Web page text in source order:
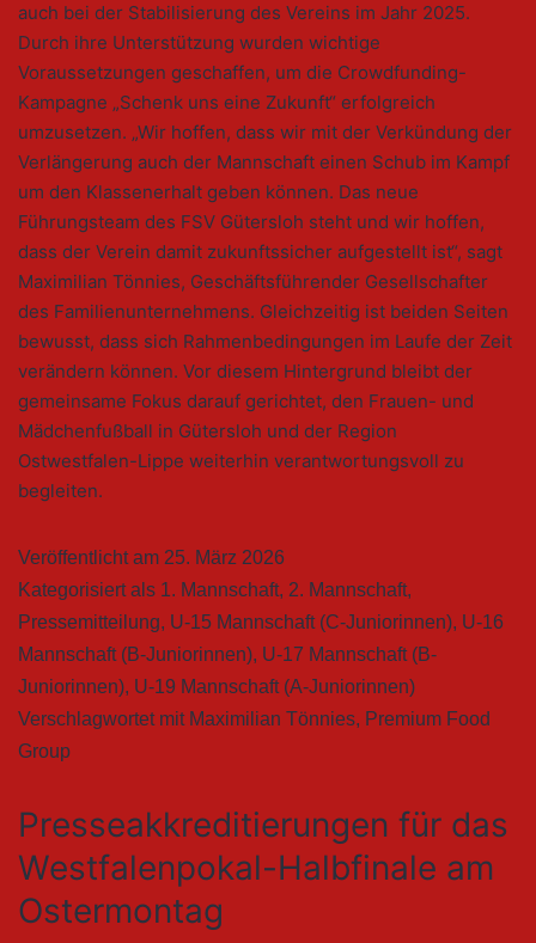
auch bei der Stabilisierung des Vereins im Jahr 2025.
Durch ihre Unterstützung wurden wichtige
Voraussetzungen geschaffen, um die Crowdfunding-
Kampagne „Schenk uns eine Zukunft“ erfolgreich
umzusetzen. „Wir hoffen, dass wir mit der Verkündung der
Verlängerung auch der Mannschaft einen Schub im Kampf
um den Klassenerhalt geben können. Das neue
Führungsteam des FSV Gütersloh steht und wir hoffen,
dass der Verein damit zukunftssicher aufgestellt ist“, sagt
Maximilian Tönnies, Geschäftsführender Gesellschafter
des Familienunternehmens. Gleichzeitig ist beiden Seiten
bewusst, dass sich Rahmenbedingungen im Laufe der Zeit
verändern können. Vor diesem Hintergrund bleibt der
gemeinsame Fokus darauf gerichtet, den Frauen- und
Mädchenfußball in Gütersloh und der Region
Ostwestfalen-Lippe weiterhin verantwortungsvoll zu
begleiten.
Veröffentlicht am 25. März 2026
Kategorisiert als 1. Mannschaft, 2. Mannschaft,
Pressemitteilung, U-15 Mannschaft (C-Juniorinnen), U-16
Mannschaft (B-Juniorinnen), U-17 Mannschaft (B-
Juniorinnen), U-19 Mannschaft (A-Juniorinnen)
Verschlagwortet mit Maximilian Tönnies, Premium Food
Group
Presseakkreditierungen für das
Westfalenpokal-Halbfinale am
Ostermontag